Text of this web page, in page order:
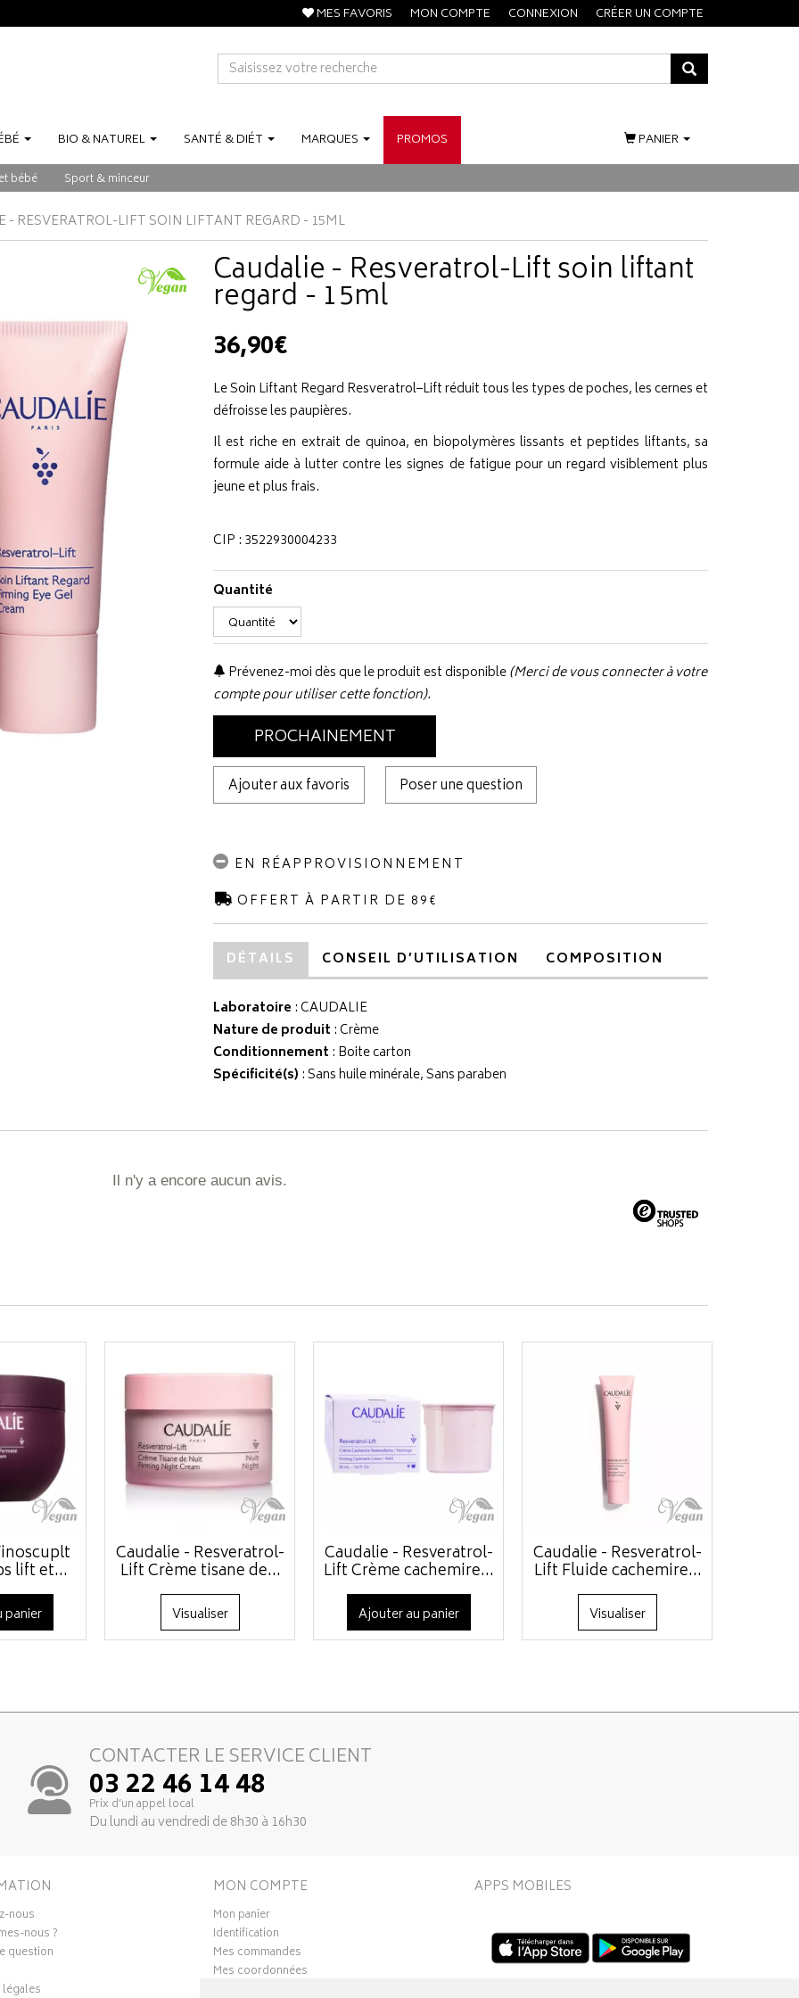
MES FAVORIS MON COMPTE CONNEXION CRÉER UN COMPTE
BIO &NATUREL SANTÉ &DIÉT MARQUES PROMOS
bébé Sport & minceur
PANIER
- RESVERATROL-LIFT SOIN LIFTANT REGARD - 15ML
Caudalie - Resveratrol-Lift soin liftant
regard - 15ml
36,90€
Le Soin Liftant Regard Resveratrol–Lift réduit tous les types de poches, les cernes et
défroisse les paupières.
Il est riche en extrait de quinoa, en biopolymères lissants et peptides liftants, sa
formule aide à lutter contre les signes de fatigue pour un regard visiblement plus
jeune et plus frais.
CIP : 3522930004233
Quantité
Prévenez-moi dès que le produit est disponible(Merci de vous connecter à votre
compte pour utiliser cette fonction).
PROCHAINEMENT
Ajouter aux favoris Poser une question
EN RÉAPPROVISIONNEMENT
OFFERT À PARTIR DE 89€
DÉTAILS CONSEIL D’UTILISATION COMPOSITION
Laboratoire :CAUDALIE
Nature de produit : Crème
Conditionnement : Boite carton
Spécificité(s) : Sans huile minérale, Sans paraben
Il n'y a encore aucun avis.
lift et...
panier
Caudalie - Resveratrol-
Lift Crème tisane de...
Visualiser
Caudalie - Resveratrol-
Lift Crème cachemire...
Ajouter au panier
Caudalie - Resveratrol-
Lift Fluide cachemire...
Visualiser
CONTACTER LE SERVICE CLIENT
03 22 46 14 48
Prix d’un appel local
Du lundi au vendredi de 8h30 à 16h30
nous
nous ?
question
MON COMPTE
Mon panier
Identification
Mes commandes
Mes coordonnées
APPS MOBILES